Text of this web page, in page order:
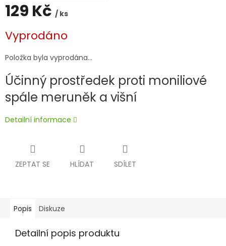
129 Kč / ks
cena:
Vyprodáno
Položka byla vyprodána…
Účinný prostředek proti moniliové
spále meruněk a višní
Detailní informace
ZEPTAT SE HLÍDAT SDÍLET
Popis Diskuze
Detailní popis produktu